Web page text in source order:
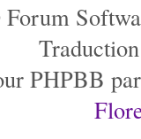
PHPBB